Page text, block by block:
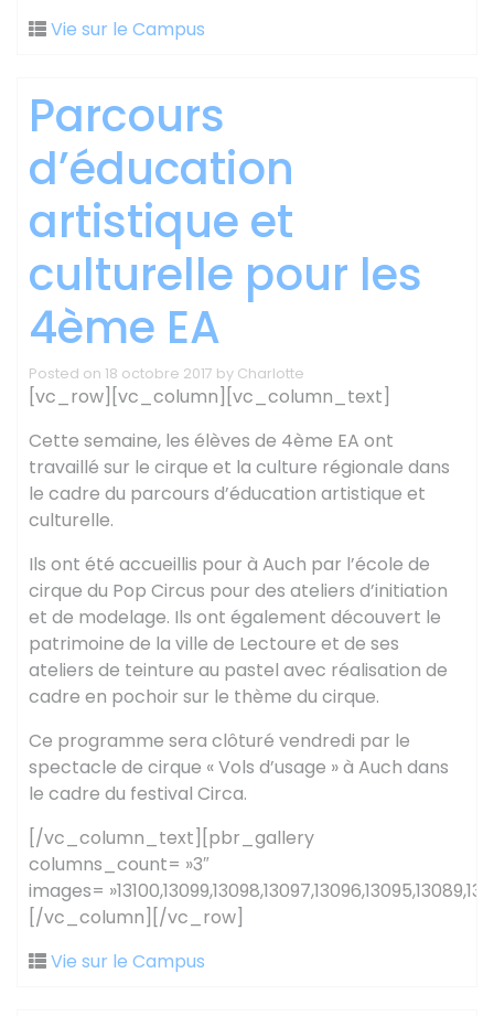
Vie sur le Campus
Parcours
d’éducation
artistique et
culturelle pour les
4ème EA
Posted on 18 octobre 2017 by Charlotte
[vc_row][vc_column][vc_column_text]
Cette semaine, les élèves de 4ème EA ont
travaillé sur le cirque et la culture régionale dans
le cadre du parcours d’éducation artistique et
culturelle.
Ils ont été accueillis pour à Auch par l’école de
cirque du Pop Circus pour des ateliers d’initiation
et de modelage. Ils ont également découvert le
patrimoine de la ville de Lectoure et de ses
ateliers de teinture au pastel avec réalisation de
cadre en pochoir sur le thème du cirque.
Ce programme sera clôturé vendredi par le
spectacle de cirque « Vols d’usage » à Auch dans
le cadre du festival Circa.
[/vc_column_text][pbr_gallery
columns_count= »3″
images=
[/vc_column][/vc_row]
Vie sur le Campus